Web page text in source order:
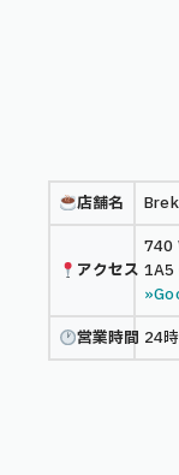
店舗名
アクセス
740
1A5
営業時間 24